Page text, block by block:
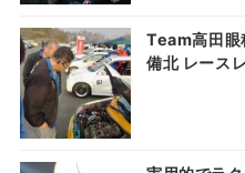
Team高田
備北 レース